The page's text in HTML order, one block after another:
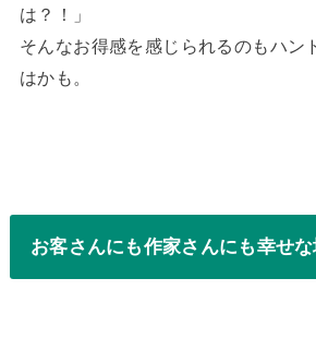
は？！」
そんなお得感を感じられるのもハン
はかも。
お客さんにも作家さんにも幸せ